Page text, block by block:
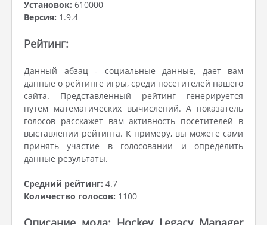
Установок: 610000
Версия: 1.9.4
Рейтинг:
Данный абзац - социальные данные, дает вам
данные о рейтинге игры, среди посетителей нашего
сайта. Представленный рейтинг генерируется
путем математических вычислений. А показатель
голосов расскажет вам активность посетителей в
выставлении рейтинга. К примеру, вы можете сами
принять участие в голосовании и определить
данные результаты.
Средний рейтинг: 4.7
Количество голосов: 1100